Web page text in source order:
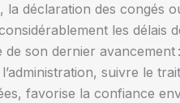
déclaration des congés
les délais
son dernier avancement
suivre le
favorise la confiance